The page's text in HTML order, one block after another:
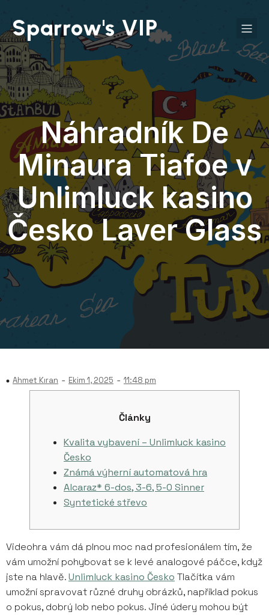
Sparrow's VIP
Náhradník De
Minaura Tiafoe v
Unlimluck kasino
Česko Laver Glass
Ahmet Kıran - Ekim 1, 2025 - 11:48 pm
Články
Kvalita vybavení – Unlimluck kasino
Česko
Známá výherní automatová hra
Alcaraz* 6-dos, 3-6, 5-0 Sinner
Syntetické střevo
Videohra vám dá plnou moc nad profesionálem tím, že
vám umožní pohybovat se k levé analogové páčce, když
jste na hlavě.Unlimluck kasino Česko Tlačítka vám
umožní spravovat různé druhy obrázků, například pokus
o pokus, dobrý lob nebo pokus. Jiné údery mohou být